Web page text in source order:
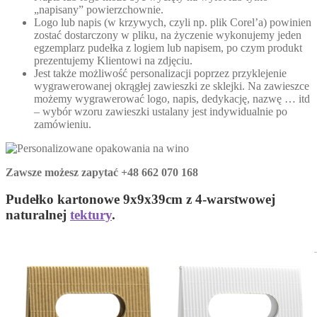
„napisany” powierzchownie.
Logo lub napis (w krzywych, czyli np. plik Corel’a) powinien
zostać dostarczony w pliku, na życzenie wykonujemy jeden
egzemplarz pudełka z logiem lub napisem, po czym produkt
prezentujemy Klientowi na zdjęciu.
Jest także możliwość personalizacji poprzez przyklejenie
wygrawerowanej okrągłej zawieszki ze sklejki. Na zawieszce
możemy wygrawerować logo, napis, dedykację, nazwę … itd
– wybór wzoru zawieszki ustalany jest indywidualnie po
zamówieniu.
Zawsze możesz zapytać +48 662 070 168
Pudełko kartonowe 9x9x39cm z 4-warstwowej
naturalnej tektury.